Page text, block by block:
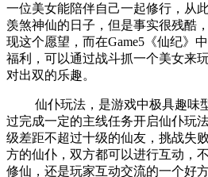
一位美女能陪伴自己一起修行，从
羡煞神仙的日子，但是事实很残酷
现这个愿望，而在Game5《仙纪》
福利，可以通过战斗抓一个美女来
对出双的乐趣。
仙仆玩法，是游戏中极具趣味
过完成一定的主线任务开启仙仆玩
级差距不超过十级的仙友，挑战失
方的仙仆，双方都可以进行互动，
修仙，还是玩家互动交流的一个好方